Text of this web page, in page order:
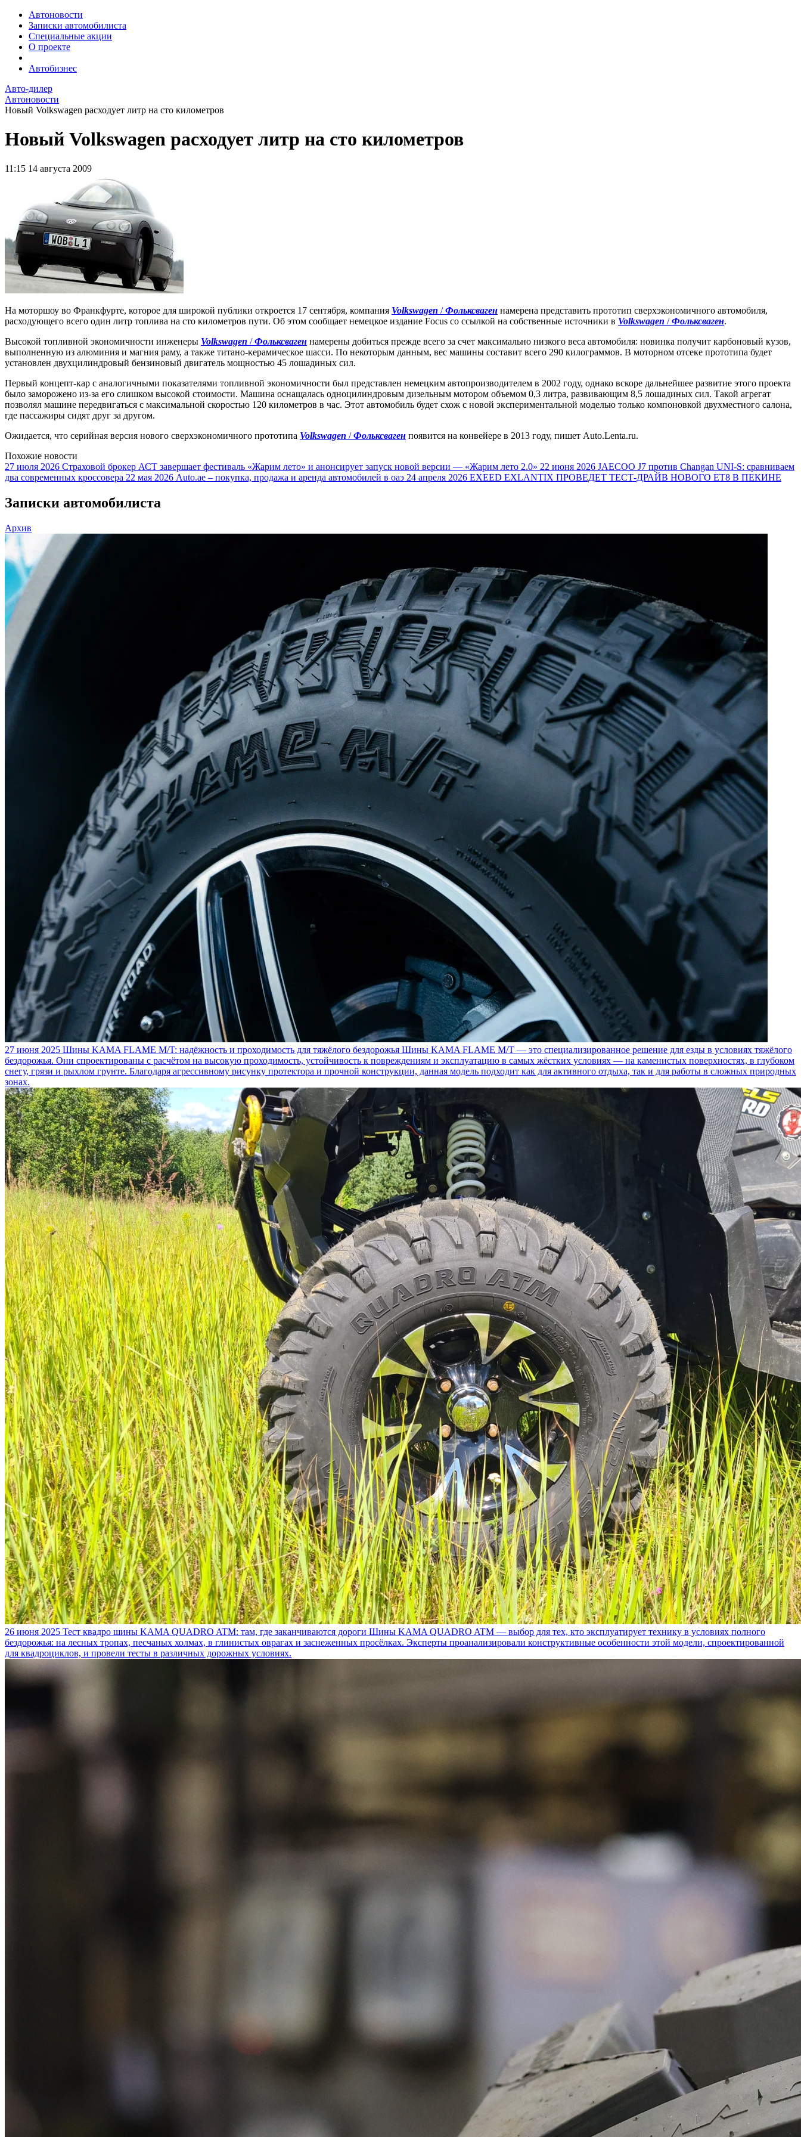
Автоновости
Записки автомобилиста
Специальные акции
О проекте
Автобизнес
Авто-дилер
Автоновости
Новый Volkswagen расходует литр на сто километров
Новый Volkswagen расходует литр на сто километров
11:15 14 августа 2009
На моторшоу во Франкфурте, которое для широкой публики откроется 17 сентября, компания Volkswagen /Фольксваген намерена представить прототип сверхэкономичного автомобиля,
расходующего всего один литр топлива на сто километров пути. Об этом сообщает немецкое издание Focus со ссылкой на собственные источники в Volkswagen /Фольксваген.
Высокой топливной экономичности инженеры Volkswagen /Фольксваген намерены добиться прежде всего за счет максимально низкого веса автомобиля: новинка получит карбоновый кузов,
выполненную из алюминия и магния раму, а также титано-керамическое шасси. По некоторым данным, вес машины составит всего 290 килограммов. В моторном отсеке прототипа будет
установлен двухцилиндровый бензиновый двигатель мощностью 45 лошадиных сил.
Первый концепт-кар с аналогичными показателями топливной экономичности был представлен немецким автопроизводителем в 2002 году, однако вскоре дальнейшее развитие этого проекта
было заморожено из-за его слишком высокой стоимости. Машина оснащалась одноцилиндровым дизельным мотором объемом 0,3 литра, развивающим 8,5 лошадиных сил. Такой агрегат
позволял машине передвигаться с максимальной скоростью 120 километров в час. Этот автомобиль будет схож с новой экспериментальной моделью только компоновкой двухместного салона,
где пассажиры сидят друг за другом.
Ожидается, что серийная версия нового сверхэкономичного прототипа Volkswagen /Фольксваген появится на конвейере в 2013 году, пишет Auto.Lenta.ru.
Похожие новости
27 июля 2026 Страховой брокер АСТ завершает фестиваль «Жарим лето» и анонсирует запуск новой версии — «Жарим лето 2.0» 22 июня 2026 JAECOO J7 против Changan UNI-S: сравниваем
два современных кроссовера 22 мая 2026 Auto.ae – покупка, продажа и аренда автомобилей в оаэ 24 апреля 2026 EXEED EXLANTIX ПРОВЕДЕТ ТЕСТ-ДРАЙВ НОВОГО ET8 В ПЕКИНЕ
Записки автомобилиста
Архив
27 июня 2025 Шины KAMA FLAME M/T: надёжность и проходимость для тяжёлого бездорожья Шины KAMA FLAME M/T — это специализированное решение для езды в условиях тяжёлого
бездорожья. Они спроектированы с расчётом на высокую проходимость, устойчивость к повреждениям и эксплуатацию в самых жёстких условиях — на каменистых поверхностях, в глубоком
снегу, грязи и рыхлом грунте. Благодаря агрессивному рисунку протектора и прочной конструкции, данная модель подходит как для активного отдыха, так и для работы в сложных природных
зонах.
26 июня 2025 Тест квадро шины KAMA QUADRO ATM: там, где заканчиваются дороги Шины KAMA QUADRO ATM — выбор для тех, кто эксплуатирует технику в условиях полного
бездорожья: на лесных тропах, песчаных холмах, в глинистых оврагах и заснеженных просёлках. Эксперты проанализировали конструктивные особенности этой модели, спроектированной
для квадроциклов, и провели тесты в различных дорожных условиях.